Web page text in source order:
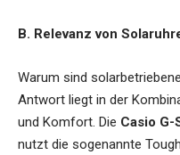
B. Relevanz von
Warum sind
Antwort liegt in der
und Komfort. Die Casio G-
nutzt die sogenannte